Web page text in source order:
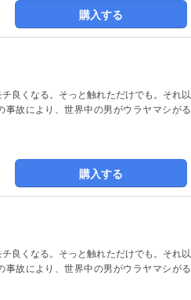
購入する
事故により、世界中の男がウラヤマシがる
購入する
事故により、世界中の男がウラヤマシがる